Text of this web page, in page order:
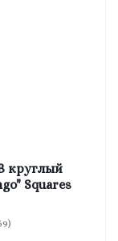
круглый
Squares